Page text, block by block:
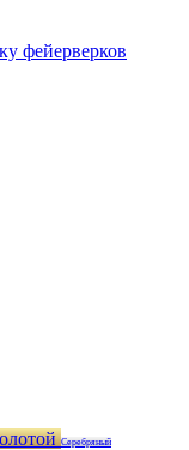
фейерверков
Серебряный